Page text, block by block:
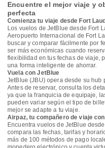
Encuentre el mejor viaje y
perfecta
Comienza tu viaje desde Fort
Los vuelos de JetBlue desde Fort
Aeropuerto Internacional de Fort
buscar y comparar fácilmente por
ser más económicas cuando
flexibilidad en tus fechas de viaje,
una forma inteligente de ahorrar.
Vuela con JetBlue
JetBlue (JBU) opera desde su hub
Antes de reservar, consulta los
ya que la franquicia de equipaje,
pueden variar según el tipo de
mejor se adapte a tu viaje.
Airpaz, tu compañero de viaje
Encuentra vuelos de JetBlue
compara las fechas, tarifas y
más de 100 métodos de pago